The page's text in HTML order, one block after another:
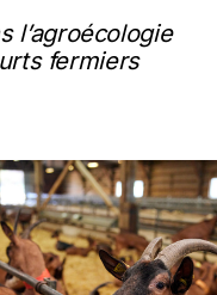
l’agroécologie
fermiers